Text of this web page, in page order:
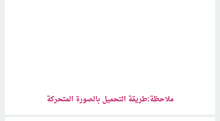
ملاحظة:طريقة التحميل بالصورة المتحركة